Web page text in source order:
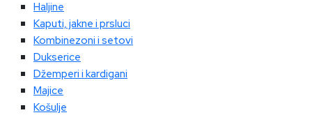
Haljine
Kaputi, jakne i prsluci
Kombinezoni i setovi
Dukserice
Džemperi i kardigani
Majice
Košulje